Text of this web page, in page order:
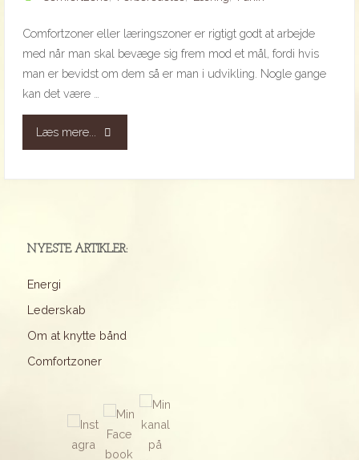
Comfortzoner eller læringszoner er rigtigt godt at arbejde
med når man skal bevæge sig frem mod et mål, fordi hvis
man er bevidst om dem så er man i udvikling. Nogle gange
kan det være …
Læs mere... "Comfortzoner"
NYESTE ARTIKLER:
Energi
Lederskab
Om at knytte bånd
Comfortzoner